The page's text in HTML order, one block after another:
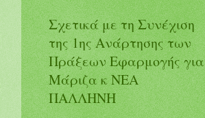
Σχετικά με τη Συνέχιση
της 1ης Ανάρτησης των
Πράξεων Εφαρμογής για
Μάριζα κ ΝΕΑ
ΠΑΛΛΗΝΗ